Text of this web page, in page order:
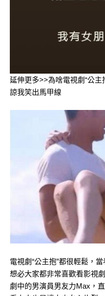
延伸更多>>為啥電視劇“公
諒我笑出馬甲線
電視劇“公主抱”都很輕鬆，
想必大家都非常喜歡看影視
劇中的男演員男友力Max，